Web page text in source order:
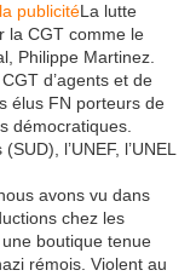
La lutte
la CGT comme le
Philippe Martinez.
d’agents et de
élus FN porteurs de
démocratiques.
l’UNEF, l’UNEL
avons vu dans
chez les
boutique tenue
rémois. Violent au